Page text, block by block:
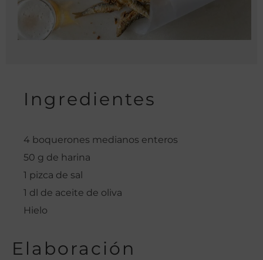
Ingredientes
4 boquerones medianos enteros
50 g de harina
1 pizca de sal
1 dl de aceite de oliva
Hielo
Elaboración